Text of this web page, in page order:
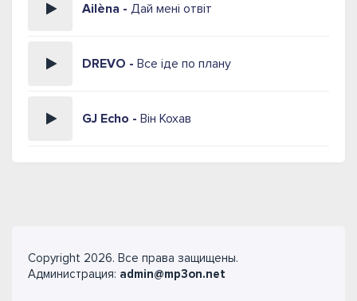
Ailèna - Дай мені отвіт
DREVO - Все іде по плану
GJ Echo - Він Кохав
Copyright 2026. Все права защищены.
Администрация: admin@mp3on.net